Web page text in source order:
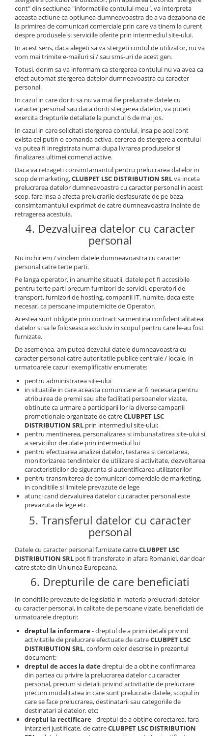
cont" din sectiunea "informatiile contului meu", va interpreta
aceasta actiune ca optiunea dumneavoastra de a va dezabona de
la primirea de comunicari comerciale prin care va tinem la curent
despre produsele si serviciile oferite prin intermediul site-ului.
In acest sens, daca alegeti sa va stergeti contul de utilizator, nu va
vom mai trimite e-mailuri si / sau sms-uri de acest gen.
Totusi, dorim sa va informam ca stergerea contului nu va avea ca
efect automat stergerea datelor dumneavoastra cu caracter
personal.
In cazul in care doriti sa nu va mai fie prelucrate datele cu
caracter personal sau daca doriti stergerea datelor, va puteti
exercita drepturile detaliate la punctul 6 de mai jos.
In cazul in care solicitati stergerea contului, insa pe acel cont
exista cel putin o comanda activa, cererea de stergere a contului
va putea fi inregistrata numai dupa livrarea produselor si
finalizarea ultimei comenzi active.
Daca va retrageti consimtamantul pentru prelucrarea datelor in
scop de marketing,CLUBPET LSC DISTRIBUTION SRLva inceta
prelucrarea datelor dumneavoastra cu caracter personal in acest
scop, fara insa a afecta prelucrarile desfasurate de pe baza
consimtamantului exprimat de catre dumneavoastra inainte de
retragerea acestuia.
4. Dezvaluirea datelor cu caracter
personal
Nu inchiriem / vindem datele dumneavoastra cu caracter
personal catre terte parti.
Pe langa operator, in anumite situatii, datele pot fi accesibile
pentru terte parti precum furnizori de servicii, operatori de
transport, furnizori de hosting, companii IT, numite, daca este
necesar, ca persoane imputernicite de Operator.
Acestea sunt obligate prin contract sa mentina confidentialitatea
datelor si sa le foloseasca exclusiv in scopul pentru care le-au fost
furnizate.
De asemenea, am putea dezvalui datele dumneavoastra cu
caracter personal catre autoritatile publice centrale / locale, in
urmatoarele cazuri exemplificativ enumerate:
pentru administrarea site-ului
in situatiile in care aceasta comunicare ar fi necesara pentru
atribuirea de premii sau alte facilitati persoanelor vizate,
obtinute ca urmare a participarii lor la diverse campanii
promotionale organizate de catreCLUBPET LSC
DISTRIBUTION SRL prin intermediul site-ului;
pentru mentinerea, personalizarea si imbunatatirea site-ului si
a serviciilor derulate prin intermediul lui
pentru efectuarea analizei datelor, testarea si cercetarea,
monitorizarea tendintelor de utilizare si activitate, dezvoltarea
caracteristicilor de siguranta si autentificarea utilizatorilor
pentru transmiterea de comunicari comerciale de marketing,
in conditiile si limitele prevazute de lege
atunci cand dezvaluirea datelor cu caracter personal este
prevazuta de lege etc.
5. Transferul datelor cu caracter
personal
Datele cu caracter personal furnizate catreCLUBPET LSC
DISTRIBUTION SRL pot fi transferate in afara Romaniei, dar doar
catre state din Uniunea Europeana.
6. Drepturile de care beneficiati
In conditiile prevazute de legislatia in materia prelucrarii datelor
cu caracter personal, in calitate de persoane vizate, beneficiati de
urmatoarele drepturi:
dreptul la informare- dreptul de a primi detalii privind
activitatile de prelucrare efectuate de catreCLUBPET LSC
DISTRIBUTION SRL, conform celor descrise in prezentul
document;
dreptul de acces la datedreptul de a obtine confirmarea
din partea cu privire la prelucrarea datelor cu caracter
personal, precum si detalii privind activitatile de prelucrare
precum modalitatea in care sunt prelucrate datele, scopul in
care se face prelucrarea, destinatarii sau categoriile de
destinatari ai datelor, etc;
dreptul la rectificare- dreptul de a obtine corectarea, fara
intarzieri justificate, de catreCLUBPET LSC DISTRIBUTION